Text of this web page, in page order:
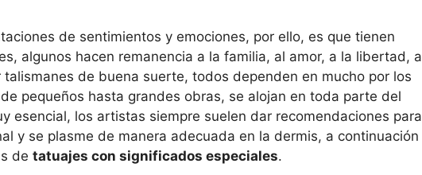
de sentimientos y emociones, por ello, es que tienen
algunos hacen remanencia a la familia, al amor, a la libertad, a
de buena suerte, todos dependen en mucho por los
pequeños hasta grandes obras, se alojan en toda parte del
esencial, los artistas siempre suelen dar recomendaciones para
y se plasme de manera adecuada en la dermis, a continuación
de tatuajes con significados especiales.